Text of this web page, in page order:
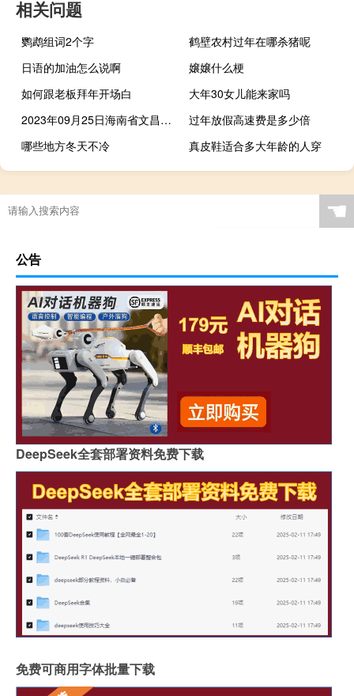
相关问题
鹦鹉组词2个字
鹤壁农村过年在哪杀猪呢
日语的加油怎么说啊
嬢嬢什么梗
如何跟老板拜年开场白
大年30女儿能来家吗
2023年09月25日海南省文昌市疫情大数据-今日/今天疫情全网搜索最新实时消息动态情况通知播报
过年放假高速费是多少倍
哪些地方冬天不冷
真皮鞋适合多大年龄的人穿
☚
公告
DeepSeek全套部署资料免费下载
免费可商用字体批量下载